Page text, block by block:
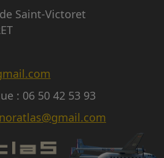
Saint-Victoret
: 06 50 42 53 93